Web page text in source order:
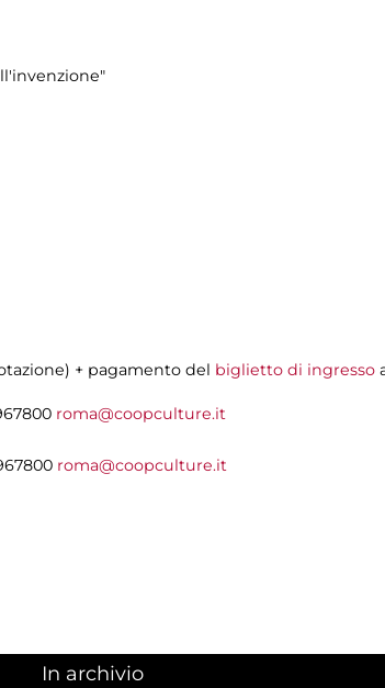
+ pagamento del biglietto di ingresso
roma@coopculture.it
roma@coopculture.it
In archivio